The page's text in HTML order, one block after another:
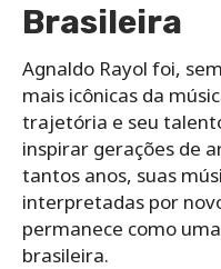
Brasileira
Agnaldo Rayol foi,
mais icônicas da
trajetória e seu
inspirar gerações de
tantos anos, suas
interpretadas por
permanece como
brasileira.